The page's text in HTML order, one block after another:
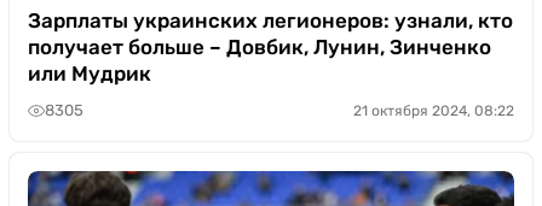
Зарплаты украинских легионеров: узнали, кто
получает больше – Довбик, Лунин, Зинченко
или Мудрик
8305 21 октября 2024, 08:22